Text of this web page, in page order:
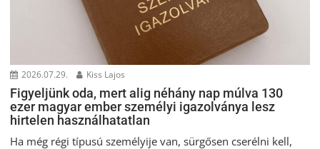
2026.07.29. Kiss Lajos
Figyeljünk oda, mert alig néhány nap múlva 130
ezer magyar ember személyi igazolványa lesz
hirtelen használhatatlan
Ha még régi típusú személyije van, sürgősen cserélni kell,